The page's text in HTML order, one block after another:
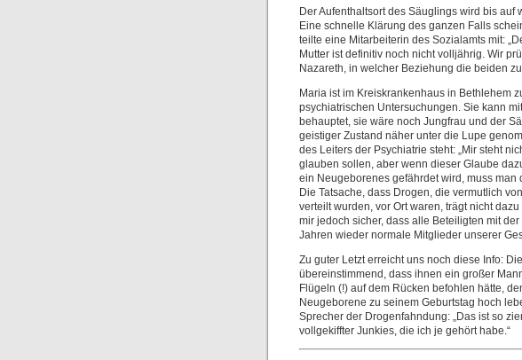
Der Aufenthaltsort des Säuglings wird bis auf
Eine schnelle Klärung des ganzen Falls
teilte eine Mitarbeiterin des Sozialamts mit:
Mutter ist definitiv noch nicht volljährig. Wir
Nazareth, in welcher Beziehung die beiden
Maria ist im Kreiskrankenhaus in Bethlehem
psychiatrischen Untersuchungen. Sie kann
behauptet, sie wäre noch Jungfrau und der
geistiger Zustand näher unter die Lupe
des Leiters der Psychiatrie steht: „Mir steht
glauben sollen, aber wenn dieser Glaube
ein Neugeborenes gefährdet wird, muss
Die Tatsache, dass Drogen, die vermutlich
verteilt wurden, vor Ort waren, trägt nicht
mir jedoch sicher, dass alle Beteiligten mit
Jahren wieder normale Mitglieder unserer
Zu guter Letzt erreicht uns noch diese Info:
übereinstimmend, dass ihnen ein großer
Flügeln (!) auf dem Rücken befohlen hätte,
Neugeborene zu seinem Geburtstag hoch
Sprecher der Drogenfahndung: „Das ist so
vollgekiffter Junkies, die ich je gehört habe.“